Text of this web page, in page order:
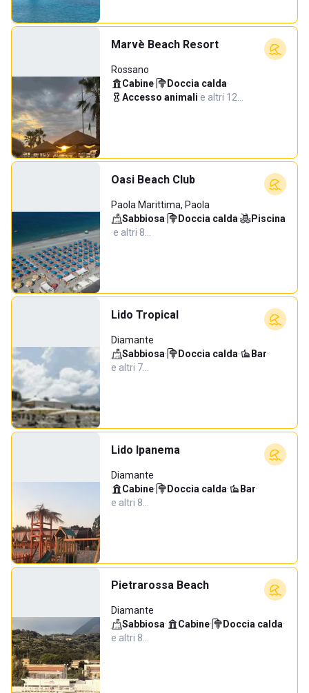
Marvè Beach Resort
Rossano
Cabine· Doccia calda·
Accesso animali·e altri 12…
Oasi Beach Club
Paola Marittima, Paola
Sabbiosa· Doccia calda·
Piscina
·e altri 8…
Lido Tropical
Diamante
Sabbiosa· Doccia calda· Bar·
e altri 7…
Lido Ipanema
Diamante
Cabine· Doccia calda· Bar·
e altri 8…
Pietrarossa Beach
Diamante
Sabbiosa· Cabine· Doccia calda·
e altri 8…